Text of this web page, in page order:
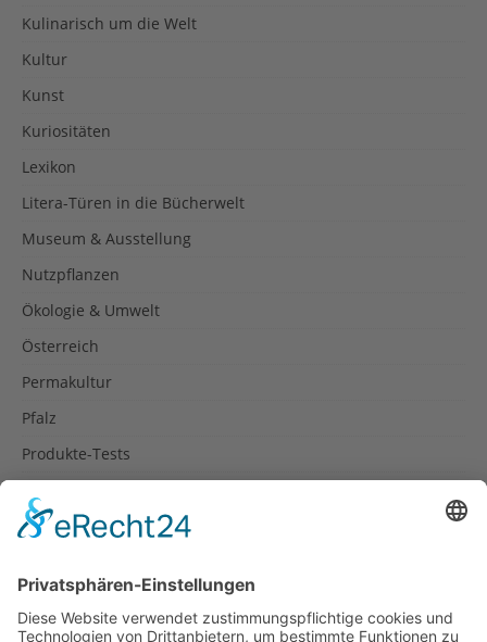
Kulinarisch um die Welt
Kultur
Kunst
Kuriositäten
Lexikon
Litera-Türen in die Bücherwelt
Museum & Ausstellung
Nutzpflanzen
Ökologie & Umwelt
Österreich
Permakultur
Pfalz
Produkte-Tests
Rezepte
Spanien
Südtirol